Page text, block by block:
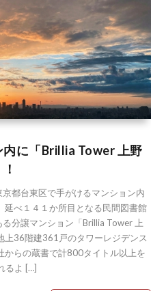
に「Brillia Tower 上野
都台東区で手がけるマンション内
べ１４１か所目となる民間図書館
分譲マンション「Brillia Tower 上
上36階建361戸のタワーレジデンス
からの蔵書で計800タイトル以上を
るよ […]